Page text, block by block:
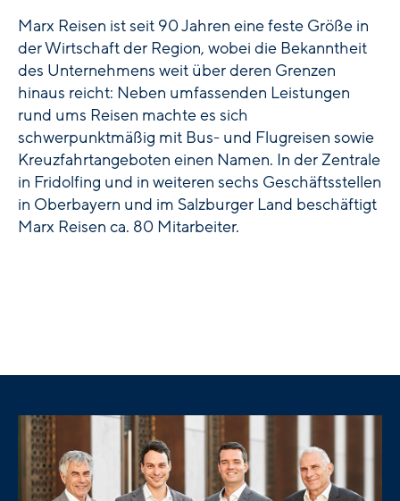
Marx Reisen ist seit 90 Jahren eine feste Größe in
der Wirtschaft der Region, wobei die Bekanntheit
des Unternehmens weit über deren Grenzen
hinaus reicht: Neben umfassenden Leistungen
rund ums Reisen machte es sich
schwerpunktmäßig mit Bus- und Flugreisen sowie
Kreuzfahrtangeboten einen Namen. In der Zentrale
in Fridolfing und in weiteren sechs Geschäftsstellen
in Oberbayern und im Salzburger Land beschäftigt
Marx Reisen ca. 80 Mitarbeiter.